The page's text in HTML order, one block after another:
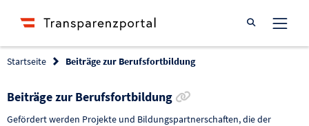
Suche öffnen
Startseite Beiträge zur Berufsfortbildung
Beiträge zur Berufsfortbildung
Gefördert werden Projekte und Bildungspartnerschaften, die der